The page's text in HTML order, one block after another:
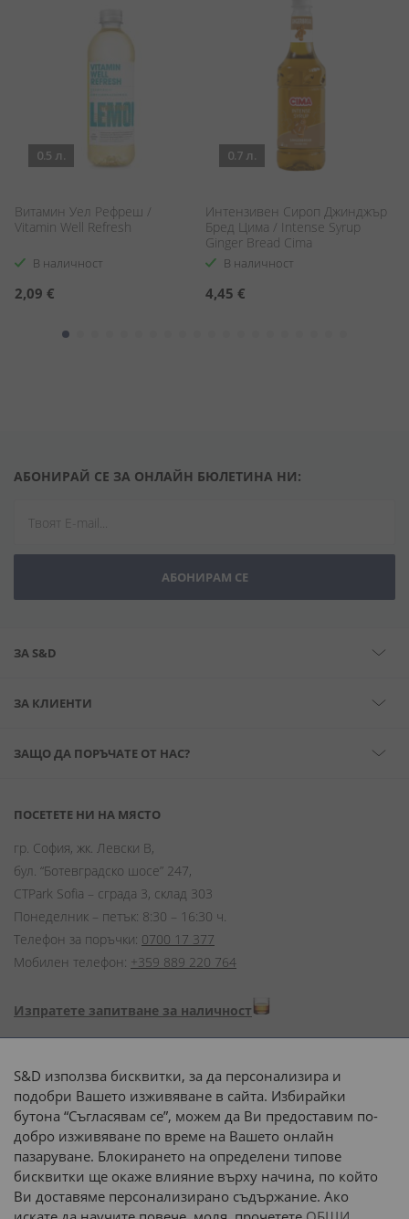
0.5 л.
Витамин Уел Рефреш /
Vitamin Well Refresh
В наличност
2,09 €
0.7 л.
Интензивен Сироп Джинджър
Бред Цима / Intense Syrup
Ginger Bread Cima
В наличност
4,45 €
АБОНИРАЙ СЕ ЗА ОНЛАЙН БЮЛЕТИНА НИ:
АБОНИРАМ СЕ
ЗА S&D
ЗА КЛИЕНТИ
ЗАЩО ДА ПОРЪЧАТЕ ОТ НАС?
ПОСЕТЕТЕ НИ НА МЯСТО
гр. София, жк. Левски В,
бул. “Ботевградско шосе” 247,
CTPark Sofia – сграда 3, склад 303
Понеделник – петък: 8:30 – 16:30 ч.
Телефон за поръчки: 0700 17 377
Мобилен телефон: +359 889 220 764
Изпратете запитване за наличност
Начини на плащане:
Доставка до адрес с:
или
наш транспорт
S&D използва бисквитки, за да персонализира и
подобри Вашето изживяване в сайта. Избирайки
бутона “Съгласявам се”, можем да Ви предоставим по-
добро изживяване по време на Вашето онлайн
пазаруване. Блокирането на определени типове
бисквитки ще окаже влияние върху начина, по който
Ви доставяме персонализирано съдържание. Ако